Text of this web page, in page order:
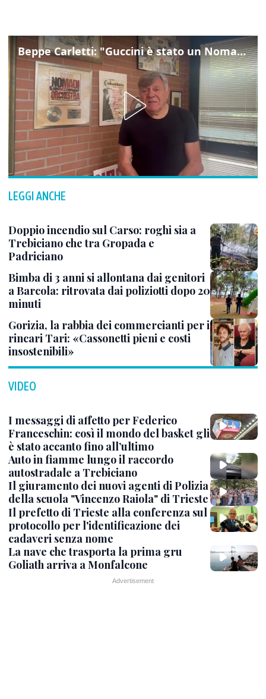
Beppe Carletti: "Guccini è stato un Nomade"
LEGGI ANCHE
Doppio incendio sul Carso: roghi sia a
Trebiciano che tra Gropada e
Padriciano
Bimba di 3 anni si allontana dai genitori
a Barcola: ritrovata dai poliziotti dopo 20
minuti
Gorizia, la rabbia dei commercianti per i
rincari Tari: «Cassonetti pieni e costi
insostenibili»
VIDEO
I messaggi di affetto per Federico
Franceschin: così il mondo del basket gli
è stato accanto fino all’ultimo
Auto in fiamme lungo il raccordo
autostradale a Trebiciano
Il giuramento dei nuovi agenti di Polizia
della scuola "Vincenzo Raiola" di Trieste
Il prefetto di Trieste alla conferenza sul
protocollo per l'identificazione dei
cadaveri senza nome
La nave che trasporta la prima gru
Goliath arriva a Monfalcone